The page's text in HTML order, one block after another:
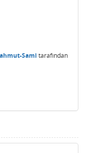
Sami tarafından